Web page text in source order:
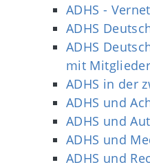
ADHS -
ADHS
ADHS
mit
ADHS in der
ADHS und
ADHS und
ADHS und
ADHS und